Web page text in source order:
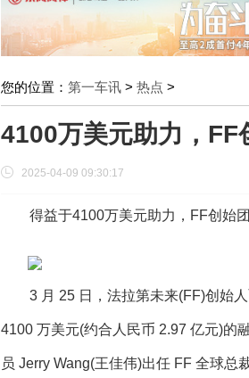
您的位置： 第一车讯 > 热点 >
4100万美元助力，FF
2025-04-09 09:30:17
得益于4100万美元助力，FF创始
3 月 25 日，法拉第未来(FF)创始
4100 万美元(约合人民币 2.97 亿元)的
员 Jerry Wang(王佳伟)出任 FF 全球